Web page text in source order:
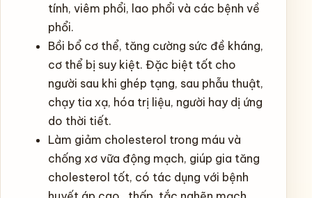
tính, viêm phổi, lao phổi và các bệnh về
phổi.
Bồi bổ cơ thể, tăng cường sức đề kháng,
cơ thể bị suy kiệt. Đặc biệt tốt cho
người sau khi ghép tạng, sau phẫu thuật,
chạy tia xạ, hóa trị liệu, người hay dị ứng
do thời tiết.
Làm giảm cholesterol trong máu và
chống xơ vữa động mạch, giúp gia tăng
cholesterol tốt, có tác dụng với bệnh